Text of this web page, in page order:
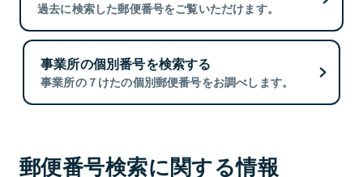
過去に検索した郵便番号をご覧いただけます。
事業所の個別番号を検索する
事業所の７けたの個別郵便番号をお調べします。
郵便番号検索に関する情報